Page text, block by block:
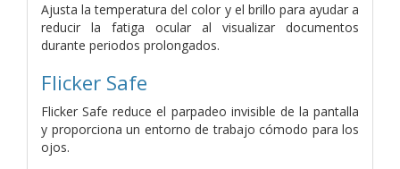
Ajusta la temperatura del color y el brillo para ayudar a
reducir la fatiga ocular al visualizar documentos
durante periodos prolongados.
Flicker Safe
Flicker Safe reduce el parpadeo invisible de la pantalla
y proporciona un entorno de trabajo cómodo para los
ojos.